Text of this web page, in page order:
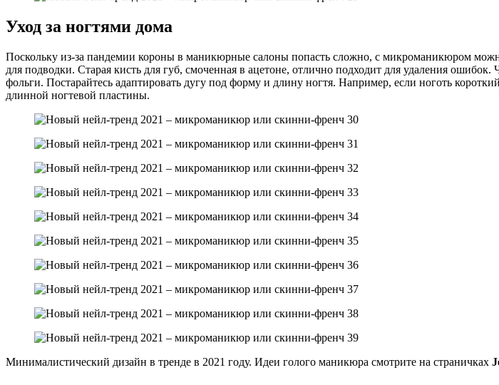
Уход за ногтями дома
Поскольку из-за пандемии короны в маникюрные салоны попасть сложно, с микроманикюром
для подводки. Старая кисть для губ, смоченная в ацетоне, отлично подходит для удаления
фольги. Постарайтесь адаптировать дугу под форму и длину ногтя. Например, если ноготь
длинной ногтевой пластины.
Минималистический дизайн в тренде в 2021 году. Идеи голого маникюра смотрите на страничках